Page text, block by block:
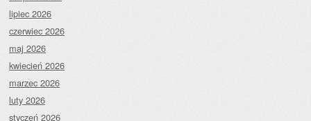
lipiec 2026
czerwiec 2026
maj 2026
kwiecień 2026
marzec 2026
luty 2026
styczeń 2026